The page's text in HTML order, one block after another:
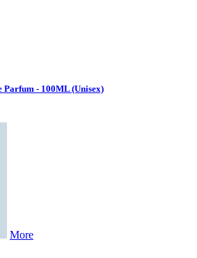
Parfum - 100ML (Unisex)
More